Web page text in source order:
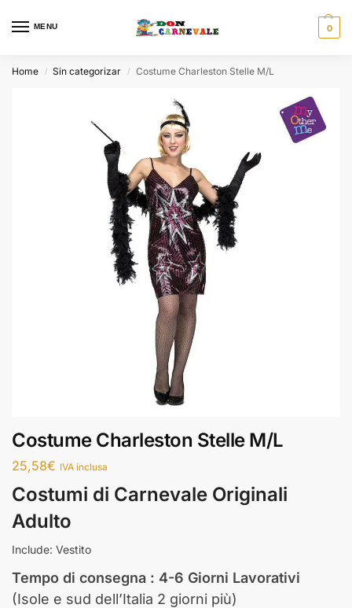
MENU 0
Home / Sin categorizar / Costume Charleston Stelle M/L
Costume Charleston Stelle M/L
25,58€ IVA inclusa
Costumi di Carnevale Originali
Adulto
Include: Vestito
Tempo di consegna : 4-6 Giorni Lavorativi
(Isole e sud dell’Italia 2 giorni più)